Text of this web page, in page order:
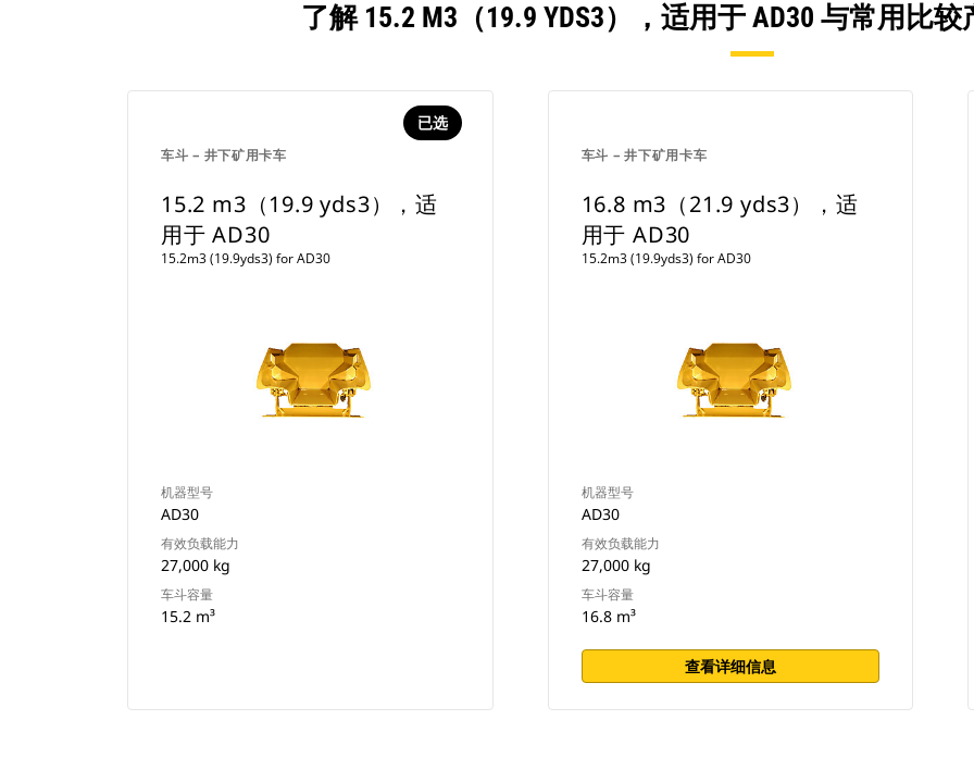
了解 15.2 M3（19.9 YDS3），适用于 AD30 与常用比
车斗 – 井下矿用卡车
已选
15.2 m3（19.9 yds3），适
用于 AD30
15.2m3 (19.9yds3) for AD30
机器型号
AD30
有效负载能力
27,000 kg
车斗容量
15.2 m³
车斗 – 井下矿用卡车
16.8 m3（21.9 yds3），适
用于 AD30
15.2m3 (19.9yds3) for AD30
机器型号
AD30
有效负载能力
27,000 kg
车斗容量
16.8 m³
查看详细信息